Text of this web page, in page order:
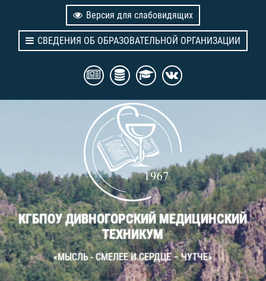
Версия для слабовидящих
СВЕДЕНИЯ ОБ ОБРАЗОВАТЕЛЬНОЙ ОРГАНИЗАЦИИ
КГБПОУ ДИВНОГОРСКИЙ МЕДИЦИНСКИЙ
ТЕХНИКУМ
«МЫСЛЬ - СМЕЛЕЕ И СЕРДЦЕ – ЧУТЧЕ»